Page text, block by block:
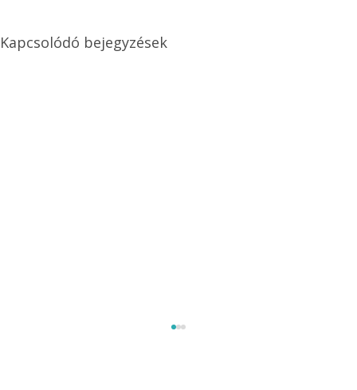
Kapcsolódó bejegyzések